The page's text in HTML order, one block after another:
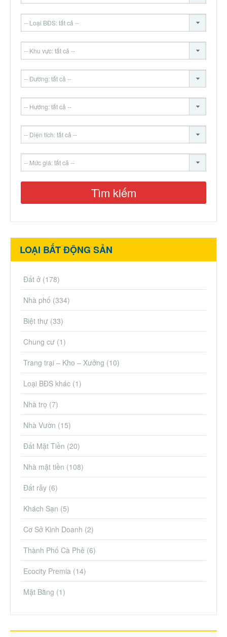
LOẠI BẤT ĐỘNG SẢN
Đất ở (178)
Nhà phố (334)
Biệt thự (33)
Chung cư (1)
Trang trại – Kho – Xưởng (10)
Loại BĐS khác (1)
Nhà trọ (7)
Nhà Vườn (15)
Đất Mặt Tiền (20)
Nhà mặt tiền (108)
Đất rẫy (6)
Khách Sạn (5)
Cơ Sở Kinh Doanh (2)
Thành Phố Cà Phê (6)
Ecocity Premia (14)
Mặt Bằng (1)